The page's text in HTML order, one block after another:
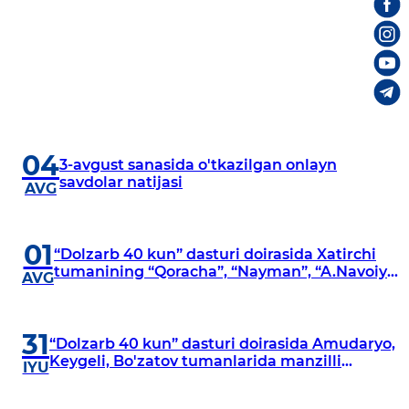
04
AVG
3-avgust sanasida o'tkazilgan onlayn
savdolar natijasi
01
AVG
“Dolzarb 40 kun” dasturi doirasida Xatirchi
tumanining “Qoracha”, “Nayman”, “A.Navoiy”
31
IYU
“Dolzarb 40 kun” dasturi doirasida Amudaryo,
Keygeli, Bo'zatov tumanlarida manzilli